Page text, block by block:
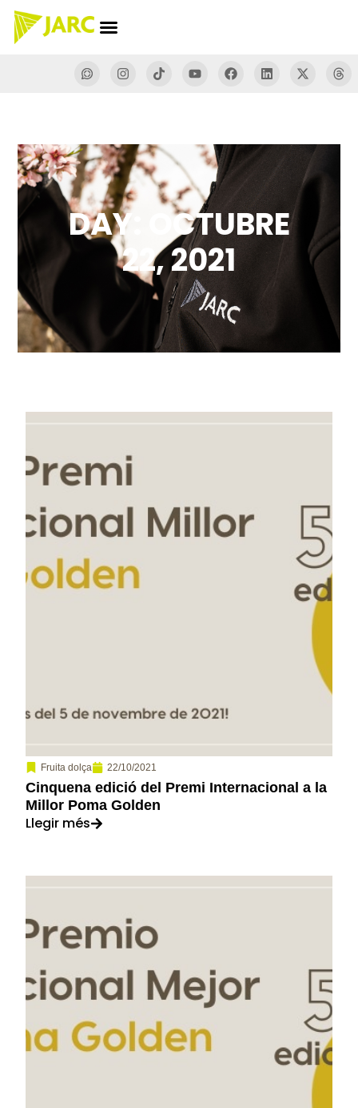
DAY: OCTUBRE
22, 2021
Fruita dolça 22/10/2021
Cinquena edició del Premi Internacional a la
Millor Poma Golden
Llegir més